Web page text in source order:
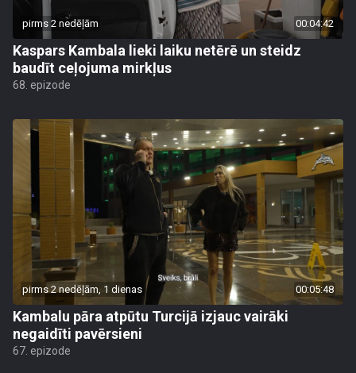
pirms 2 nedēļām 00:04:42
Kaspars Kambala lieki laiku netērē un steidz
baudīt ceļojuma mirkļus
68. epizode
pirms 2 nedēļām, 1 dienas 00:05:48
Kambalu pāra atpūtu Turcijā izjauc vairāki
negaidīti pavērsieni
67. epizode